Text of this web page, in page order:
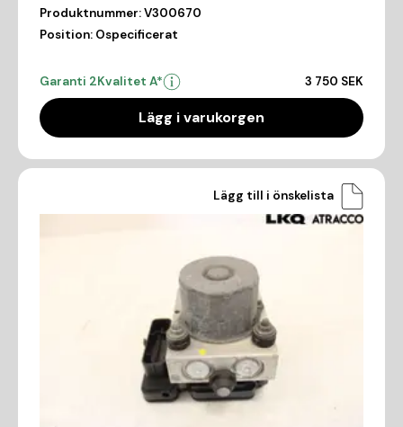
Produktnummer:V300670
Position: Ospecificerat
Garanti 2Kvalitet A* 3 750 SEK
Lägg i varukorgen
Lägg till i önskelista